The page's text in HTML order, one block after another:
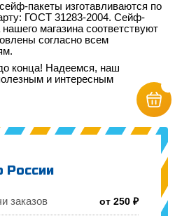
пакеты изготавливаются по
ГОСТ 31283-2004. Сейф-
магазина соответствуют
согласно всем
конца! Надеемся, наш
и интересным
России
заказов от 250 ₽